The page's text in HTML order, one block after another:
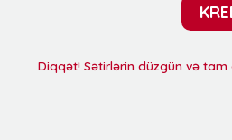
Diqqət! Sətirlərin düzgün və tam